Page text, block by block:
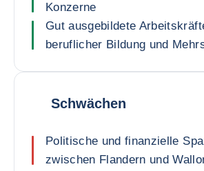
Konzerne
Gut ausgebildete
beruflicher Bildung und
Schwächen
Politische und finanzielle
zwischen Flandern und